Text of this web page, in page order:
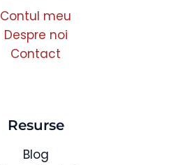
Contul meu
Despre noi
Contact
Resurse
Blog